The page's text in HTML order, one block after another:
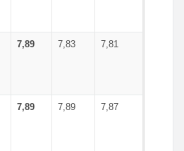
7,89 7,83 7,81
7,89 7,89 7,87